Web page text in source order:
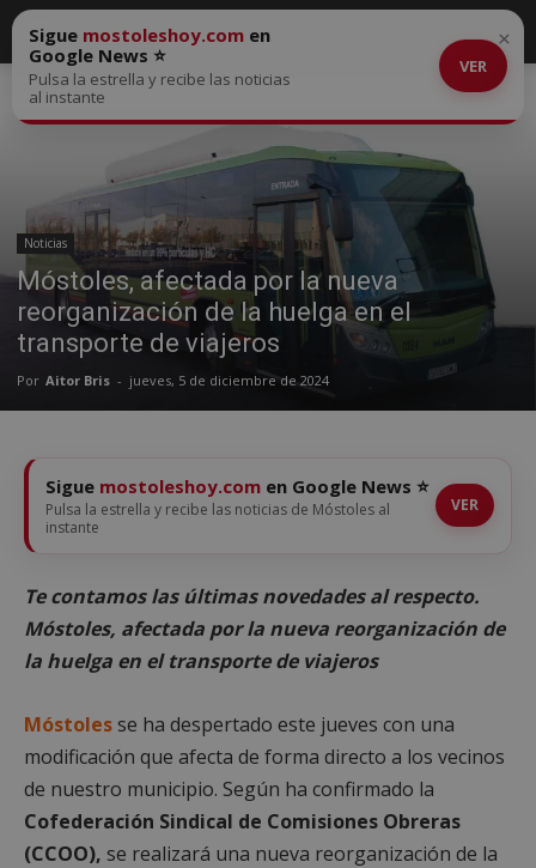
Inicio Noticias
Noticias
Móstoles, afectada por la nueva
reorganización de la huelga en el
transporte de viajeros
Por Aitor Bris - jueves, 5 de diciembre de 2024
Sigue mostoleshoy.com en
Google News ⭐
Pulsa la estrella y recibe las noticias
al instante
VER
×
Sigue mostoleshoy.com en Google News ⭐
Pulsa la estrella y recibe las noticias de Móstoles al
instante
VER
Te contamos las últimas novedades al respecto.
Móstoles, afectada por la nueva reorganización de
la huelga en el transporte de viajeros
Móstolesse ha despertado este jueves con una
modificación que afecta de forma directo a los vecinos
de nuestro municipio. Según ha confirmado la
Cofederación Sindical de Comisiones Obreras
(CCOO), se realizará una nueva reorganización de la